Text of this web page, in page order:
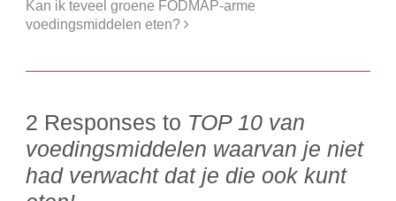
Kan ik teveel groene FODMAP-arme
voedingsmiddelen eten?
2 Responses to TOP 10 van
voedingsmiddelen waarvan je niet
had verwacht dat je die ook kunt